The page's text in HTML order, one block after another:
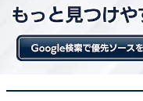
価格
税込500円